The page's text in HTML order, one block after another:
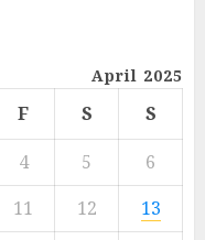
April 2025
F S
S
4 5
6
11 12
13